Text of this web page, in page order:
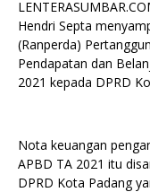
Hendri Septa
(Ranperda)
Pendapatan dan
2021 kepada DPRD
Nota keuangan
APBD TA 2021 itu
DPRD Kota Padang